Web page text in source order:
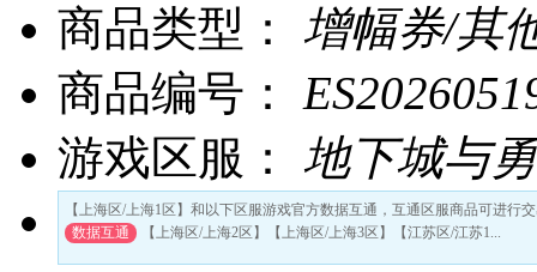
商品类型：
增幅券/其
商品编号：
游戏区服：
地下城与
【上海区/上海1区】和以下区服游戏官方数据互通，互通区服商品可进行
数据互通
【上海区/上海2区】【上海区/上海3区】【江苏区/江苏1...